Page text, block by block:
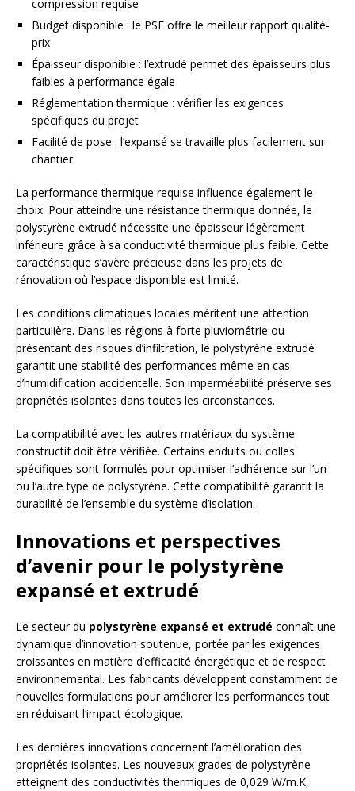
compression requise
Budget disponible : le PSE offre le meilleur rapport qualité-
prix
Épaisseur disponible : l’extrudé permet des épaisseurs plus
faibles à performance égale
Réglementation thermique : vérifier les exigences
spécifiques du projet
Facilité de pose : l’expansé se travaille plus facilement sur
chantier
La performance thermique requise influence également le
choix. Pour atteindre une résistance thermique donnée, le
polystyrène extrudé nécessite une épaisseur légèrement
inférieure grâce à sa conductivité thermique plus faible. Cette
caractéristique s’avère précieuse dans les projets de
rénovation où l’espace disponible est limité.
Les conditions climatiques locales méritent une attention
particulière. Dans les régions à forte pluviométrie ou
présentant des risques d’infiltration, le polystyrène extrudé
garantit une stabilité des performances même en cas
d’humidification accidentelle. Son imperméabilité préserve ses
propriétés isolantes dans toutes les circonstances.
La compatibilité avec les autres matériaux du système
constructif doit être vérifiée. Certains enduits ou colles
spécifiques sont formulés pour optimiser l’adhérence sur l’un
ou l’autre type de polystyrène. Cette compatibilité garantit la
durabilité de l’ensemble du système d’isolation.
Innovations et perspectives
d’avenir pour le polystyrène
expansé et extrudé
Le secteur du polystyrène expansé et extrudé connaît une
dynamique d’innovation soutenue, portée par les exigences
croissantes en matière d’efficacité énergétique et de respect
environnemental. Les fabricants développent constamment de
nouvelles formulations pour améliorer les performances tout
en réduisant l’impact écologique.
Les dernières innovations concernent l’amélioration des
propriétés isolantes. Les nouveaux grades de polystyrène
atteignent des conductivités thermiques de 0,029 W/m.K,